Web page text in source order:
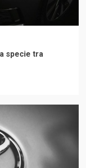
specie tra